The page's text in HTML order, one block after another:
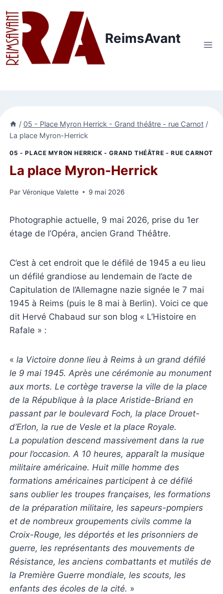
au
contenu
ReimsAvant
/ 05 - Place Myron Herrick - Grand théâtre - rue Carnot /
La place Myron-Herrick
05 - PLACE MYRON HERRICK - GRAND THÉÂTRE - RUE CARNOT
La place Myron-Herrick
Par Véronique Valette 9 mai 2026
Photographie actuelle, 9 mai 2026, prise du 1er
étage de l’Opéra, ancien Grand Théâtre.
C’est à cet endroit que le défilé de 1945 a eu lieu
un défilé grandiose au lendemain de l’acte de
Capitulation de l’Allemagne nazie signée le 7 mai
1945 à Reims (puis le 8 mai à Berlin). Voici ce que
dit Hervé Chabaud sur son blog « L’Histoire en
Rafale » :
« la Victoire donne lieu à Reims à un grand défilé
le 9 mai 1945. Après une cérémonie au monument
aux morts. Le cortège traverse la ville de la place
de la République à la place Aristide-Briand en
passant par le boulevard Foch, la place Drouet-
d’Erlon, la rue de Vesle et la place Royale.
La population descend massivement dans la rue
pour l’occasion. A 10 heures, apparaît la musique
militaire américaine. Huit mille homme des
formations américaines participent à ce défilé
sans oublier les troupes françaises, les formations
de la préparation militaire, les sapeurs-pompiers
et de nombreux groupements civils comme la
Croix-Rouge, les déportés et les prisonniers de
guerre, les représentants des mouvements de
Résistance, les anciens combattants et mutilés de
la Première Guerre mondiale, les scouts, les
enfants des écoles de la cité. »